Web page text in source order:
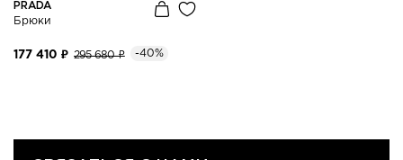
PRADA
Брюки
177 410 ₽ 295 680 ₽ -40%